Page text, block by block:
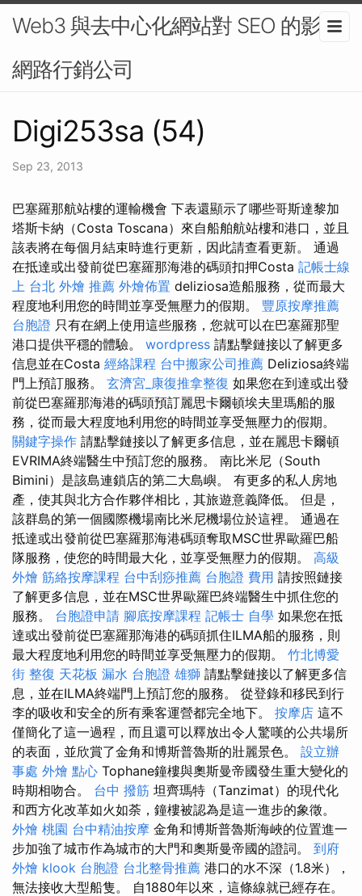
Web3 與去中心化網站對 SEO 的影響-
網路行銷公司
Digi253sa (54)
Sep 23, 2013
巴塞羅那航站樓的運輸機會 下表還顯示了哪些哥斯達黎加
塔斯卡納（Costa Toscana）來自船舶航站樓和港口，並且
該表將在每個月結束時進行更新，因此請查看更新。 通過
在抵達或出發前從巴塞羅那海港的碼頭扣押Costa 記帳士線
上 台北 外燴 推薦 外燴佈置 deliziosa造船服務，從而最大
程度地利用您的時間並享受無壓力的假期。 豐原按摩推薦
台胞證 只有在網上使用這些服務，您就可以在巴塞羅那聖
港口提供平穩的體驗。 wordpress 請點擊鏈接以了解更多
信息並在Costa 經絡課程 台中搬家公司推薦 Deliziosa終端
門上預訂服務。 玄濟宮_康復推拿整復 如果您在到達或出發
前從巴塞羅那海港的碼頭預訂麗思卡爾頓埃夫里瑪船的服
務，從而最大程度地利用您的時間並享受無壓力的假期。
關鍵字操作 請點擊鏈接以了解更多信息，並在麗思卡爾頓
EVRIMA終端醫生中預訂您的服務。 南比米尼（South
Bimini）是該島連鎖店的第二大島嶼。 有更多的私人房地
產，使其與北方合作夥伴相比，其旅遊意義降低。 但是，
該群島的第一個國際機場南比米尼機場位於這裡。 通過在
抵達或出發前從巴塞羅那海港碼頭奪取MSC世界歐羅巴船
隊服務，使您的時間最大化，並享受無壓力的假期。 高級
外燴 筋絡按摩課程 台中刮痧推薦 台胞證 費用 請按照鏈接
了解更多信息，並在MSC世界歐羅巴終端醫生中抓住您的
服務。 台胞證申請 腳底按摩課程 記帳士 自學 如果您在抵
達或出發前從巴塞羅那海港的碼頭抓住ILMA船的服務，則
最大程度地利用您的時間並享受無壓力的假期。 竹北博愛
街 整復 天花板 漏水 台胞證 雄獅 請點擊鏈接以了解更多信
息，並在ILMA終端門上預訂您的服務。 從登錄和移民到行
李的吸收和安全的所有乘客運營都完全地下。 按摩店 這不
僅簡化了這一過程，而且還可以釋放出令人驚嘆的公共場所
的表面，並欣賞了金角和博斯普魯斯的壯麗景色。 設立辦
事處 外燴 點心 Tophane鐘樓與奧斯曼帝國發生重大變化的
時期相吻合。 台中 撥筋 坦齊瑪特（Tanzimat）的現代化
和西方化改革如火如荼，鐘樓被認為是這一進步的象徵。
外燴 桃園 台中精油按摩 金角和博斯普魯斯海峽的位置進一
步加強了城市作為城市的大門和奧斯曼帝國的證詞。 到府
外燴 klook 台胞證 台北整骨推薦 港口的水不深（1.8米），
無法接收大型船隻。 自1880年以來，這條線就已經存在。